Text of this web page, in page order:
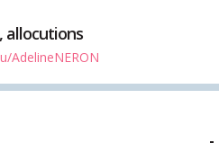
allocutions
AdelineNERON